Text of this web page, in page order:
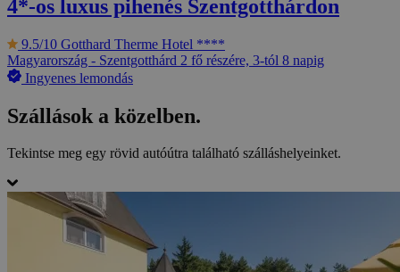
4*-os luxus pihenés Szentgotthárdon
9.5/10 Gotthard Therme Hotel ****
Magyarország - Szentgotthárd 2 fő részére, 3-tól 8 napig
Ingyenes lemondás
Szállások a közelben.
Tekintse meg egy rövid autóútra található szálláshelyeinket.